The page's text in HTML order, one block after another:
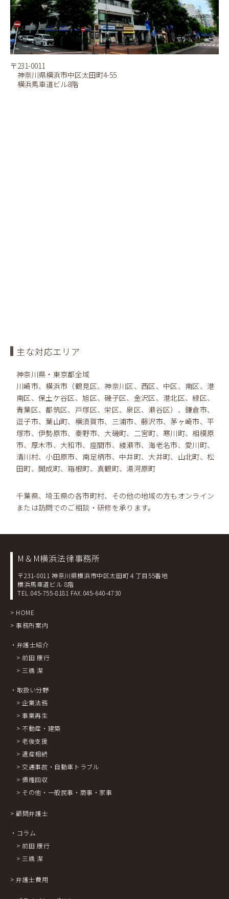
〒231-0011
神奈川県横浜市中区太田町4-55
横浜馬車道ビル8階
主な対応エリア
神奈川県・東京都全域
川崎市、横浜市（鶴見区、神奈川区、西区、中区、南区、港
南区、保土ケ谷区、旭区、磯子区、金沢区、港北区、緑区、
青葉区、都筑区、戸塚区、栄区、泉区、瀬谷区）、鎌倉市、
逗子市、葉山町、横須賀市、三浦市、藤沢市、茅ヶ崎市、平
塚市、伊勢原市、秦野市、大磯町、二宮町、寒川町、相模原
市、厚木市、大和市、座間市、綾瀬市、海老名市、愛川町、
清川村、小田原市、南足柄市、中井町、大井町、山北町、松
田町、開成町、箱根町、真鶴町、湯河原町
千葉県、埼玉県の各市町村、その他の地域の方もオンライン
または訪問でのご相談・研修を承ります。
M＆M横浜法律事務所
〒231-0011 神奈川県横浜市中区太田町４丁目55番地
横浜馬車道ビル 8階
TEL.045-755-8181 FAX.045-640-4730
> HOME
> 事務所案内
・弁護士紹介
> 前田 康行
> 三橋 潔
・取扱い分野
> 企業法務
> 事業再生
> 不動産・建築
> 老後支援
> 遺産相続
> 交通事故・自動車トラブル
> 債権回収
> その他・一般民事・商事・家事
> 顧問弁護士
・コラム
> 前田 康行
> 三橋 潔
> 弁護士費用